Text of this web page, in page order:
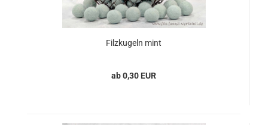
Filzkugeln mint
ab 0,30 EUR